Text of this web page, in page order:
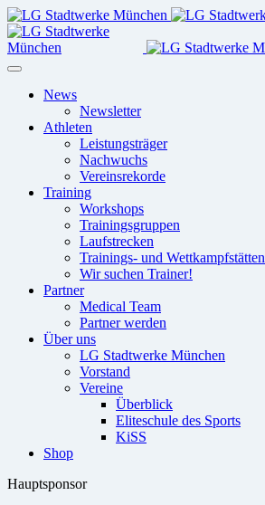
News
Newsletter
Athleten
Leistungsträger
Nachwuchs
Vereinsrekorde
Training
Workshops
Trainingsgruppen
Laufstrecken
Trainings- und Wettkampfstätten
Wir suchen Trainer!
Partner
Medical Team
Partner werden
Über uns
LG Stadtwerke München
Vorstand
Vereine
Überblick
Eliteschule des Sports
KiSS
Shop
Hauptsponsor